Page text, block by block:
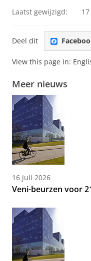
Laatst gewijzigd:
Deel dit
View this page in:
Meer nieuws
16 juli 2026
Veni-beurzen voor